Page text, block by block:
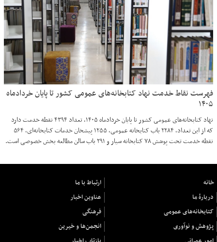
فهرست نقاط خدمت نهاد کتابخانه‌های عمومی کشور تا پایان خردادماه
۱۴۰۵
نهاد کتابخانه‌های عمومی کشور تا پایان خردادماه ۱۴۰۵، تعداد ۴۳۹۴ نقطه خدمت دارد
که از این تعداد، ۲۲۸۴ باب کتابخانه عمومی، ۱۲۵۵ پیشخان خدمات کتابخانه‌ای، ۵۶۴
نقطه خدمت تحت پوشش ۷۸ کتابخانه سیار و ۲۹۱ باب سالن مطالعه بخش خصوصی است.
خانه
ارتباط با ما
دربارهٔ ما
عناوین اخبار
کتابخانه‌های عمومی
فرهنگی
پژوهش و نوآوری
انجمن‌ها و خیرین